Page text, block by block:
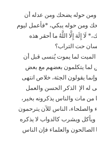
ومن حوله يضحك ومن عدله أن
ومن حوله يبكي، *فأعمل ليوم
إِلَهَ إِلَّا اللَّهُ ما أحقر هذه
حت التراب؟
الميت لما يموت يُنسى قبل أن
لما يتكلمون بعضهم مع بعض
يقولون الجثة، خلاص انتهى
له الإ الذكر الحسن والعمل
من مات والناس يذكرونه بخير،
الناس للآن يترحمون
ويشرب كالدواب لا يذكره
والعلماء فإن الناس